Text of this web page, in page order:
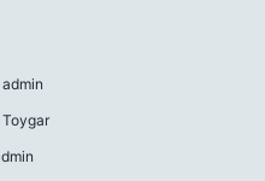
admin
Toygar